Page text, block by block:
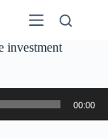
investment
00:00